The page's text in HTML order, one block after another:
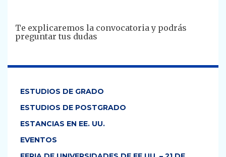
Te explicaremos la convocatoria y podrás
preguntar tus dudas
ESTUDIOS DE GRADO
ESTUDIOS DE POSTGRADO
ESTANCIAS EN EE. UU.
EVENTOS